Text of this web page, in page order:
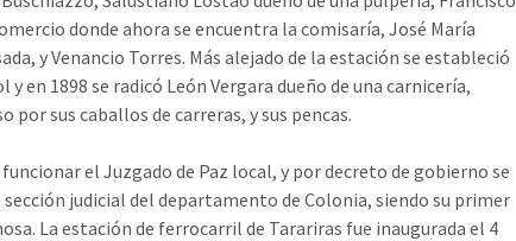
donde ahora se encuentra la comisaría, José María
y Venancio Torres. Más alejado de la estación se estableció
y en 1898 se radicó León Vergara dueño de una carnicería,
por sus caballos de carreras, y sus pencas.
el Juzgado de Paz local, y por decreto de gobierno se
judicial del departamento de Colonia, siendo su primer
La estación de ferrocarril de Tarariras fue inaugurada el 4